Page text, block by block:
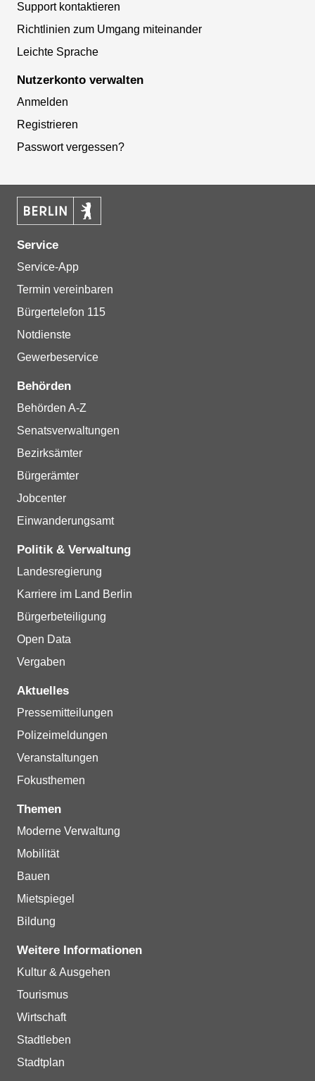
Support kontaktieren
Richtlinien zum Umgang miteinander
Leichte Sprache
Nutzerkonto verwalten
Anmelden
Registrieren
Passwort vergessen?
Service
Service-App
Termin vereinbaren
Bürgertelefon 115
Notdienste
Gewerbeservice
Behörden
Behörden A-Z
Senatsverwaltungen
Bezirksämter
Bürgerämter
Jobcenter
Einwanderungsamt
Politik & Verwaltung
Landesregierung
Karriere im Land Berlin
Bürgerbeteiligung
Open Data
Vergaben
Aktuelles
Pressemitteilungen
Polizeimeldungen
Veranstaltungen
Fokusthemen
Themen
Moderne Verwaltung
Mobilität
Bauen
Mietspiegel
Bildung
Weitere Informationen
Kultur & Ausgehen
Tourismus
Wirtschaft
Stadtleben
Stadtplan